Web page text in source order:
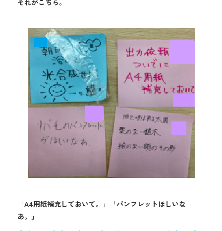
それがこちら。
「A4用紙補充しておいて。」「パンフレットほしいな
あ。」